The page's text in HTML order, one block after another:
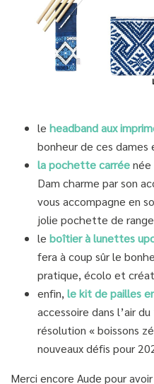
le headband aux
bonheur de ces dames
la pochette carréenée
Dam charme par son
vous accompagne en
jolie pochette de
le boîtier à lunettes
fera à coup sûr le
pratique, écolo et
enfin, le kit de pailles
accessoire dans l’air
résolution « boissons
nouveaux défis pour
Merci encore Aude pour